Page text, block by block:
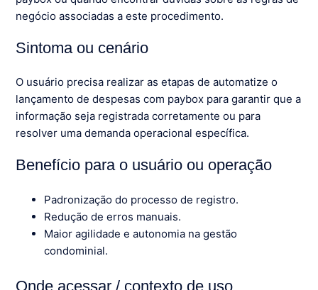
negócio associadas a este procedimento.
Sintoma ou cenário
O usuário precisa realizar as etapas de automatize o
lançamento de despesas com paybox para garantir que a
informação seja registrada corretamente ou para
resolver uma demanda operacional específica.
Benefício para o usuário ou operação
Padronização do processo de registro.
Redução de erros manuais.
Maior agilidade e autonomia na gestão
condominial.
Onde acessar / contexto de uso